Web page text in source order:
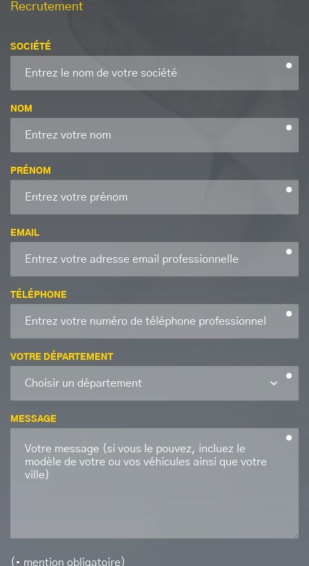
Recrutement
SOCIÉTÉ
NOM
PRÉNOM
EMAIL
TÉLÉPHONE
VOTRE DÉPARTEMENT
MESSAGE
(• mention obligatoire)